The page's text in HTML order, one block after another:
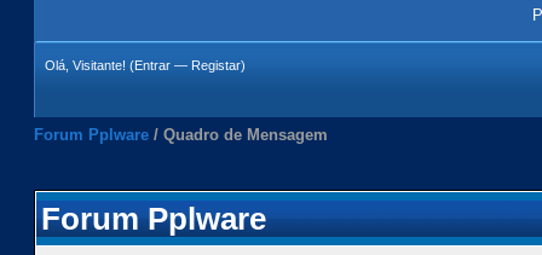
Olá, Visitante! (Entrar — Registar)
Forum Pplware / Quadro de Mensagem
Forum Pplware